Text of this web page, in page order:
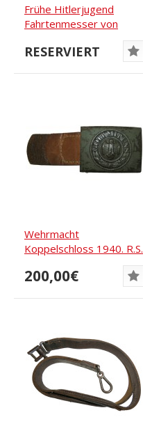
Frühe Hitlerjugend
Fahrtenmesser von
RESERVIERT
Wehrmacht
Koppelschloss 1940. R.S.
200,00€